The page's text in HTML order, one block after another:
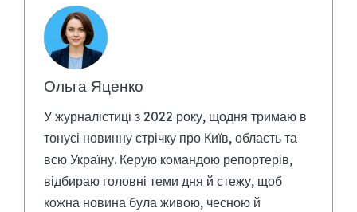
Ольга Яценко
У журналістиці з 2022 року, щодня тримаю в
тонусі новинну стрічку про Київ, область та
всю Україну. Керую командою репортерів,
відбираю головні теми дня й стежу, щоб
кожна новина була живою, чесною й